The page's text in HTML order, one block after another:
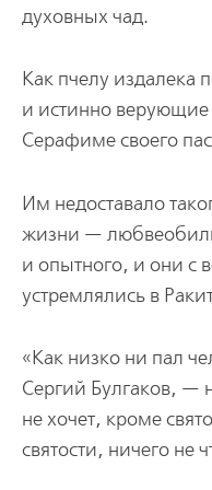
духовных чад.
Как пчелу издалека
и истинно верующие
Серафиме своего
Им недоставало
жизни —
и опытного, и они с
устремлялись в
«Как низко ни пал
Сергий Булгаков, —
не хочет, кроме
святости, ничего не